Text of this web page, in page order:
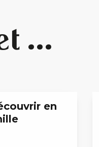
...
en